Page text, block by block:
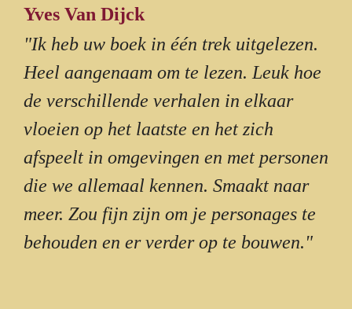
Yves Van Dijck
"Ik heb uw boek in één trek uitgelezen.
Heel aangenaam om te lezen. Leuk hoe
de verschillende verhalen in elkaar
vloeien op het laatste en het zich
afspeelt in omgevingen en met personen
die we allemaal kennen. Smaakt naar
meer. Zou fijn zijn om je personages te
behouden en er verder op te bouwen."